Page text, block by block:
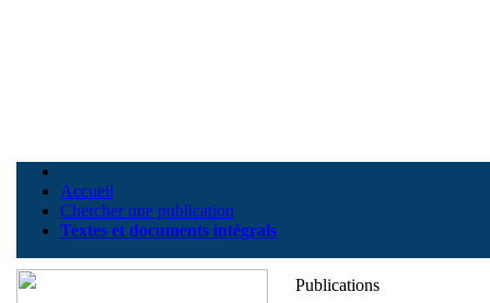
Accueil
Chercher une publication
Textes et documents intégrals
Publications